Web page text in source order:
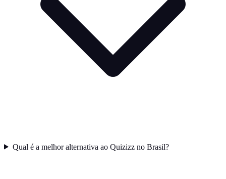
Qual é a melhor alternativa ao Quizizz no Brasil?